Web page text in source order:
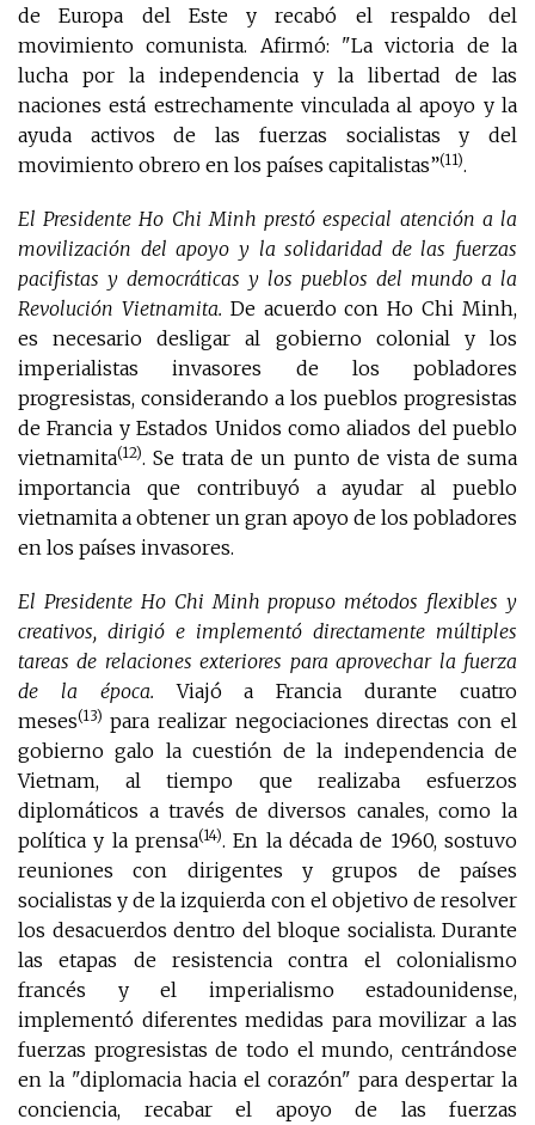
de Europa del Este y recabó el respaldo del
movimiento comunista. Afirmó: "La victoria de la
lucha por la independencia y la libertad de las
naciones está estrechamente vinculada al apoyo y la
ayuda activos de las fuerzas socialistas y del
movimiento obrero en los países capitalistas”(11).
El Presidente Ho Chi Minh prestó especial atención a la
movilización del apoyo y la solidaridad de las fuerzas
pacifistas y democráticas y los pueblos del mundo a la
Revolución Vietnamita. De acuerdo con Ho Chi Minh,
es necesario desligar al gobierno colonial y los
imperialistas invasores de los pobladores
progresistas, considerando a los pueblos progresistas
de Francia y Estados Unidos como aliados del pueblo
vietnamita(12). Se trata de un punto de vista de suma
importancia que contribuyó a ayudar al pueblo
vietnamita a obtener un gran apoyo de los pobladores
en los países invasores.
El Presidente Ho Chi Minh propuso métodos flexibles y
creativos, dirigió e implementó directamente múltiples
tareas de relaciones exteriores para aprovechar la fuerza
de la época. Viajó a Francia durante cuatro
meses(13) para realizar negociaciones directas con el
gobierno galo la cuestión de la independencia de
Vietnam, al tiempo que realizaba esfuerzos
diplomáticos a través de diversos canales, como la
política y la prensa(14). En la década de 1960, sostuvo
reuniones con dirigentes y grupos de países
socialistas y de la izquierda con el objetivo de resolver
los desacuerdos dentro del bloque socialista. Durante
las etapas de resistencia contra el colonialismo
francés y el imperialismo estadounidense,
implementó diferentes medidas para movilizar a las
fuerzas progresistas de todo el mundo, centrándose
en la "diplomacia hacia el corazón" para despertar la
conciencia, recabar el apoyo de las fuerzas